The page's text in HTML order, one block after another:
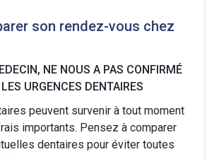
son rendez-vous chez
NE NOUS A PAS CONFIRMÉ
URGENCES DENTAIRES
peuvent survenir à tout moment
importants. Pensez à comparer
dentaires pour éviter toutes